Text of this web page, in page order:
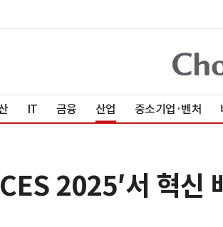
IT 금융 산업 중소기업·벤처
2025′서 혁신